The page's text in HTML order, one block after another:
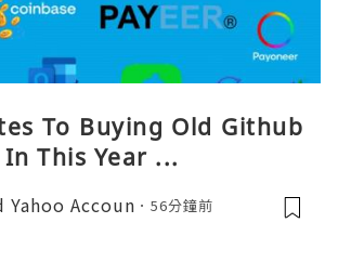
To Buying Old Github
This Year ...
Yahoo Accoun 56分鐘前